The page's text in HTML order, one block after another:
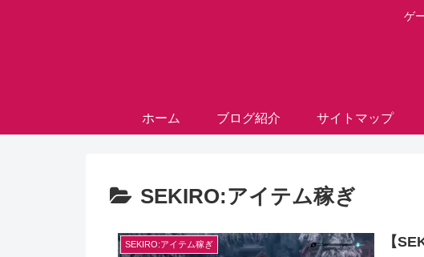
ゲ
ホーム ブログ紹介 サイトマップ
SEKIRO:アイテム稼ぎ
SEKIRO:アイテム稼ぎ
【